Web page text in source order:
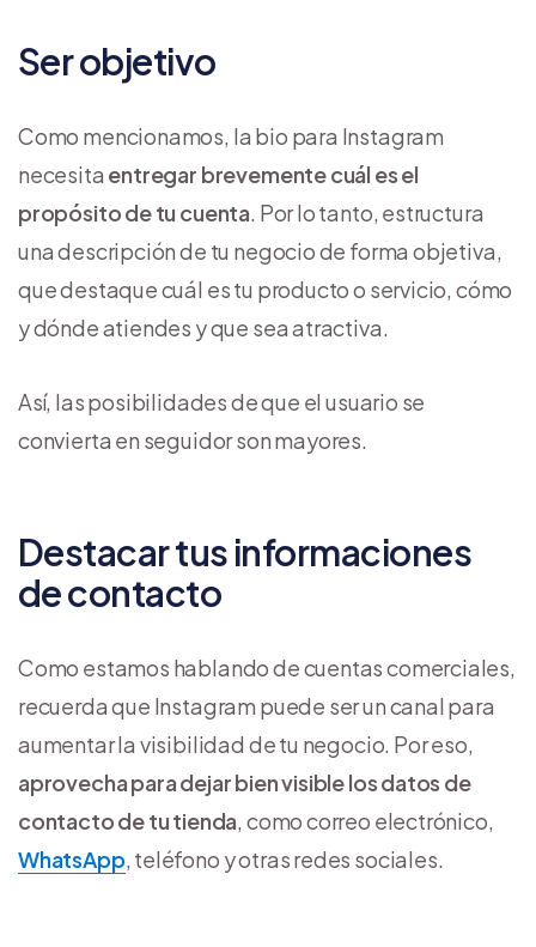
Ser objetivo
Como mencionamos, la bio para Instagram
necesita entregar brevemente cuál es el
propósito de tu cuenta. Por lo tanto, estructura
una descripción de tu negocio de forma objetiva,
que destaque cuál es tu producto o servicio, cómo
y dónde atiendes y que sea atractiva.
Así, las posibilidades de que el usuario se
convierta en seguidor son mayores.
Destacar tus informaciones
de contacto
Como estamos hablando de cuentas comerciales,
recuerda que Instagram puede ser un canal para
aumentar la visibilidad de tu negocio. Por eso,
aprovecha para dejar bien visible los datos de
contacto de tu tienda, como correo electrónico,
WhatsApp, teléfono y otras redes sociales.